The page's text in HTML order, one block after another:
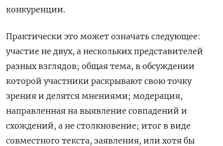
конкуренции.
Практически это может означать следующее:
участие не двух, а нескольких представителей
разных взглядов; общая тема, в обсуждении
которой участники раскрывают свою точку
зрения и делятся мнениями; модерация,
направленная на выявление совпадений и
схождений, а не столкновение; итог в виде
совместного текста, заявления, или хотя бы